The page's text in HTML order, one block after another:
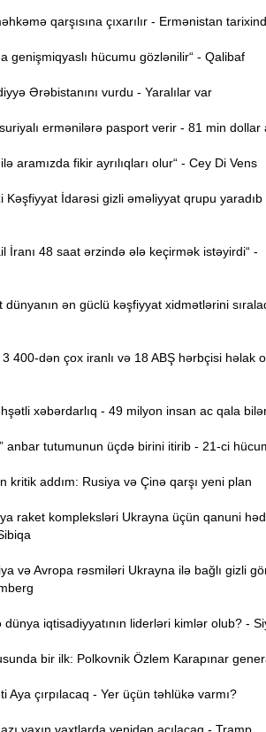
qarşısına çıxarılır - Ermənistan
genişmiqyaslı hücumu gözlənilir“ - Qalibaf
Ərəbistanını vurdu - Yaralılar var
ermənilərə pasport verir - 81 min dollar
aramızda fikir ayrılıqları olur“ - Cey Di Vens
İdarəsi gizli əməliyyat qrupu yaradıb
İranı 48 saat ərzində ələ keçirmək istəyirdi“ -
ən güclü kəşfiyyat xidmətlərini
400-dən çox iranlı və 18 ABŞ hərbçisi həlak
xəbərdarlıq - 49 milyon insan ac qala
anbar tutumunun üçdə birini itirib - 21-ci
addım: Rusiya və Çinə qarşı yeni plan
raket kompleksləri Ukrayna üçün qanuni
və Avropa rəsmiləri Ukrayna ilə bağlı gizli
iqtisadiyyatının liderləri kimlər olub? -
bir ilk: Polkovnik Özlem Karapınar
Aya çırpılacaq - Yer üçün təhlükə varmı?